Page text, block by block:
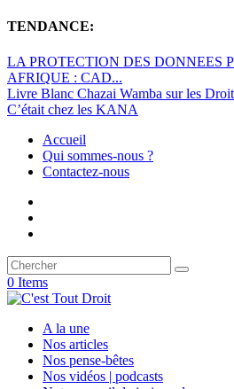
TENDANCE:
LA PROTECTION DES DONNEES
AFRIQUE : CAD...
Livre Blanc Chazai Wamba sur les
C’était chez les KANA
Accueil
Qui sommes-nous ?
Contactez-nous
0 Items
A la une
Nos articles
Nos pense-bêtes
Nos vidéos | podcasts